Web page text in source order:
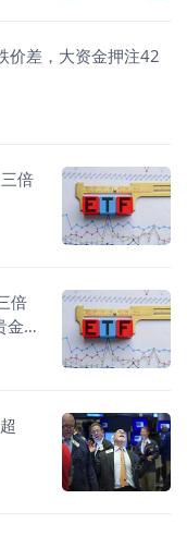
价差，大资金押注42
倍
倍
金属